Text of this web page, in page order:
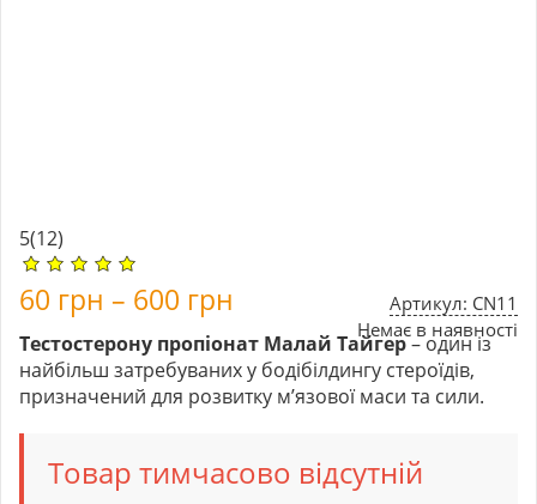
5(12)
Артикул: CN11
Немає в наявності
60 грн – 600 грн
Тестостерону пропіонат Малай Тайгер– один із
найбільш затребуваних у бодібілдингу стероїдів,
призначений для розвитку м’язової маси та сили.
Товар тимчасово відсутній